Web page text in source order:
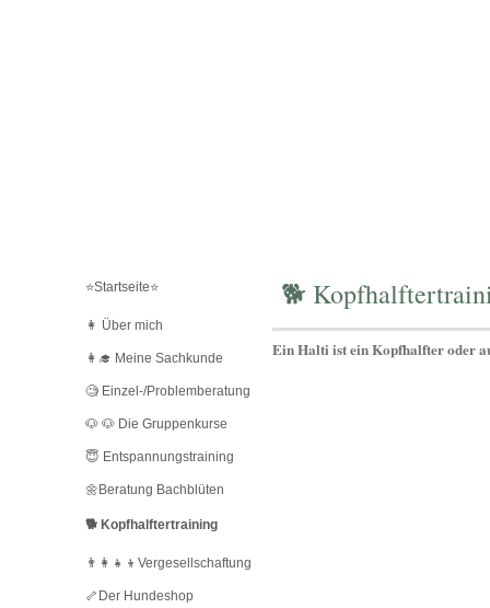
⭐️Startseite⭐️
👩 Über mich
👩‍🎓 Meine Sachkunde
🧐 Einzel-/Problemberatung
🐶 🐶 Die Gruppenkurse
😇 Entspannungstraining
🌼Beratung Bachblüten
🐕 Kopfhalftertraining
👨‍👩‍👧‍👦Vergesellschaftung
🦴Der Hundeshop
🐕
Ein Halti ist ein Kopfhalfter oder